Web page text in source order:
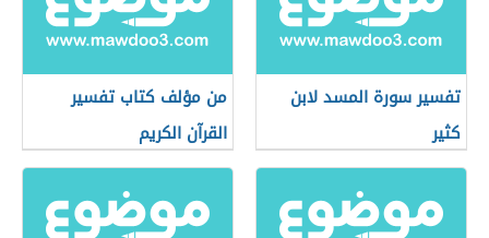
تفسير سورة المسد لابن
كثير
من مؤلف كتاب تفسير
القرآن الكريم